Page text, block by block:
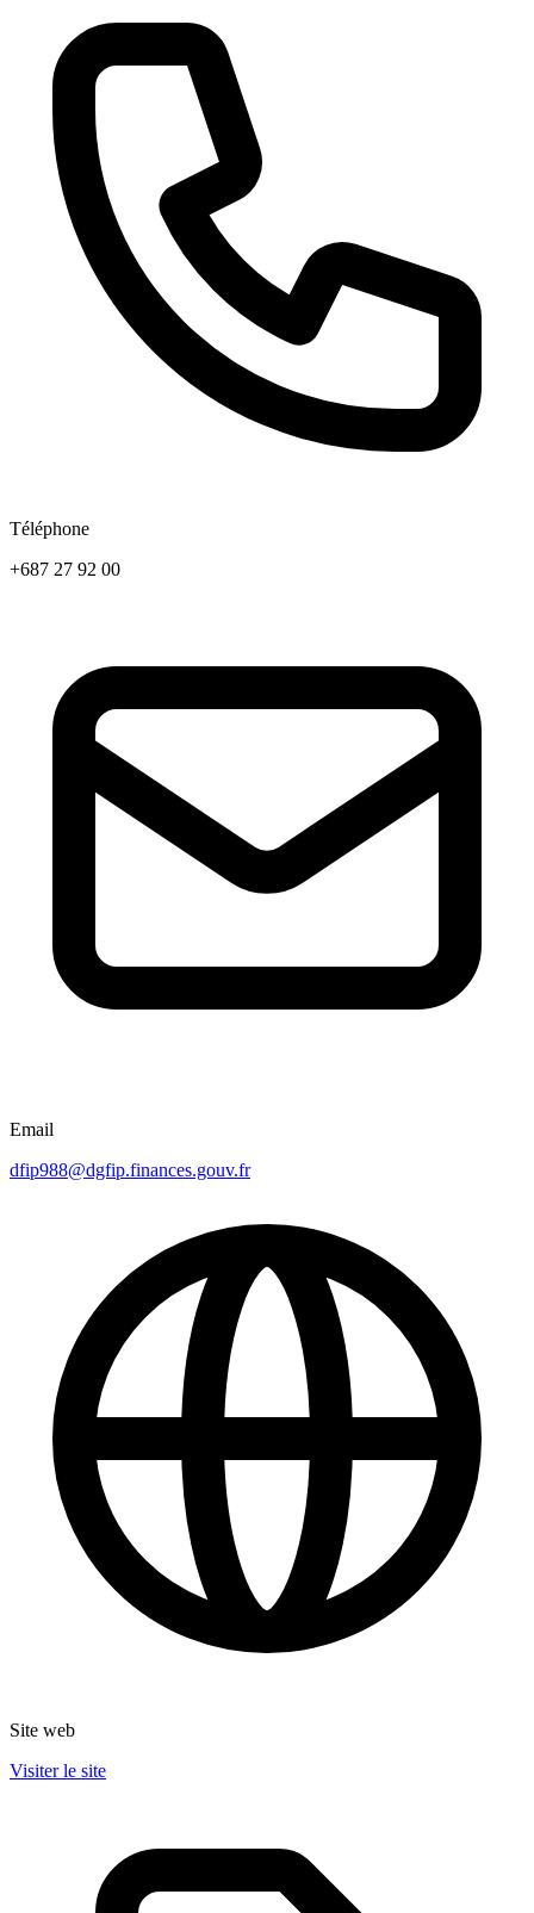
Téléphone
+687 27 92 00
Email
dfip988@dgfip.finances.gouv.fr
Site web
Visiter le site